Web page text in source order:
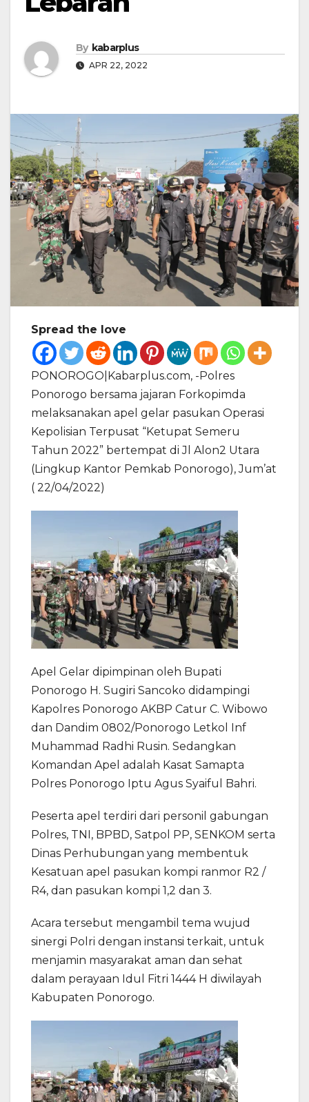
By kabarplus
APR 22, 2022
Spread the love
PONOROGO|Kabarplus.com, -Polres
Ponorogo bersama jajaran Forkopimda
melaksanakan apel gelar pasukan Operasi
Kepolisian Terpusat “Ketupat Semeru
Tahun 2022” bertempat di Jl Alon2 Utara
(Lingkup Kantor Pemkab Ponorogo), Jum’at
( 22/04/2022)
Apel Gelar dipimpinan oleh Bupati
Ponorogo H. Sugiri Sancoko didampingi
Kapolres Ponorogo AKBP Catur C. Wibowo
dan Dandim 0802/Ponorogo Letkol Inf
Muhammad Radhi Rusin. Sedangkan
Komandan Apel adalah Kasat Samapta
Polres Ponorogo Iptu Agus Syaiful Bahri.
Peserta apel terdiri dari personil gabungan
Polres, TNI, BPBD, Satpol PP, SENKOM serta
Dinas Perhubungan yang membentuk
Kesatuan apel pasukan kompi ranmor R2 /
R4, dan pasukan kompi 1,2 dan 3.
Acara tersebut mengambil tema wujud
sinergi Polri dengan instansi terkait, untuk
menjamin masyarakat aman dan sehat
dalam perayaan Idul Fitri 1444 H diwilayah
Kabupaten Ponorogo.